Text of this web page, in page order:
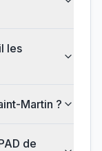
les
Martin ?
de